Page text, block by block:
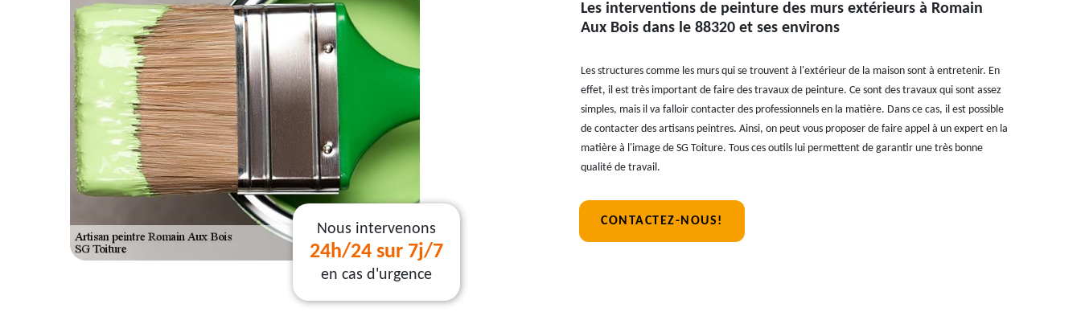
Nous intervenons
24h/24 sur 7j/7
en cas d'urgence
Les interventions de peinture des murs extérieurs à Romain
Aux Bois dans le 88320 et ses environs
Les structures comme les murs qui se trouvent à l'extérieur de la maison sont à entretenir. En
effet, il est très important de faire des travaux de peinture. Ce sont des travaux qui sont assez
simples, mais il va falloir contacter des professionnels en la matière. Dans ce cas, il est possible
de contacter des artisans peintres. Ainsi, on peut vous proposer de faire appel à un expert en la
matière à l'image de SG Toiture. Tous ces outils lui permettent de garantir une très bonne
qualité de travail.
CONTACTEZ-NOUS!